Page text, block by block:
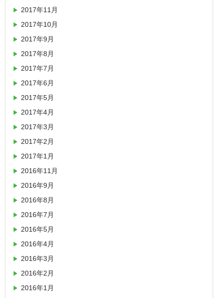
2017年11月
2017年10月
2017年9月
2017年8月
2017年7月
2017年6月
2017年5月
2017年4月
2017年3月
2017年2月
2017年1月
2016年11月
2016年9月
2016年8月
2016年7月
2016年5月
2016年4月
2016年3月
2016年2月
2016年1月